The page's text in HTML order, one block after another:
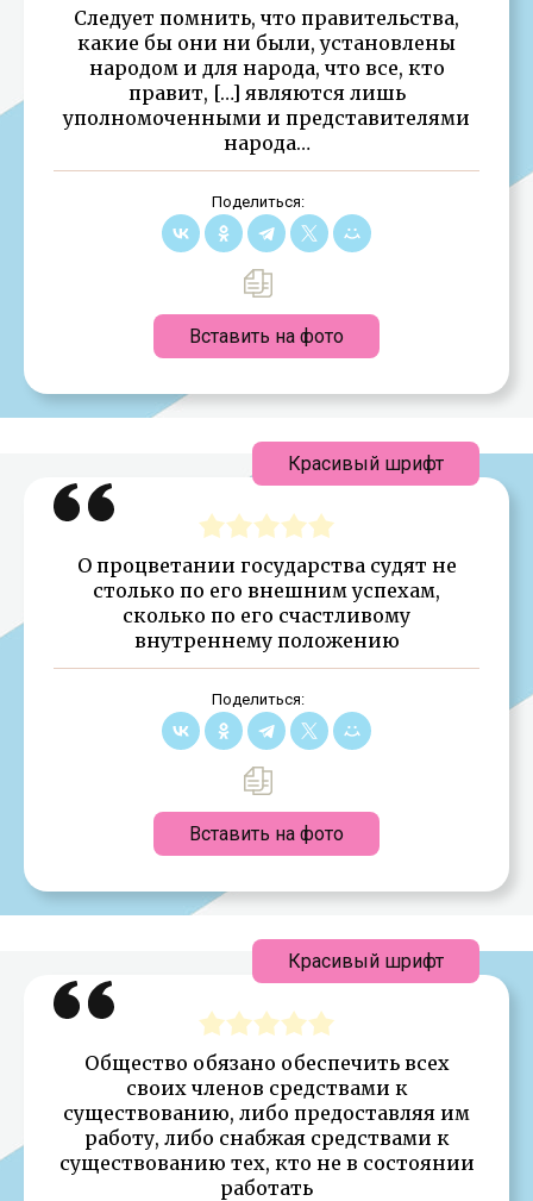
Следует помнить, что правительства,
какие бы они ни были, установлены
народом и для народа, что все, кто
правит, […] являются лишь
уполномоченными и представителями
народа…
Поделиться:
Вставить на фото
О процветании государства судят не
столько по его внешним успехам,
сколько по его счастливому
внутреннему положению
Поделиться:
Вставить на фото
Красивый шрифт
Общество обязано обеспечить всех
своих членов средствами к
существованию, либо предоставляя им
работу, либо снабжая средствами к
существованию тех, кто не в состоянии
работать
Красивый шрифт